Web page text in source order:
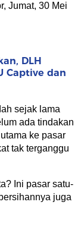
Jumat, 30 Mei
DLH
Captive dan
sejak lama
ada tindakan
ke pasar
tak terganggu
Ini pasar satu-
juga